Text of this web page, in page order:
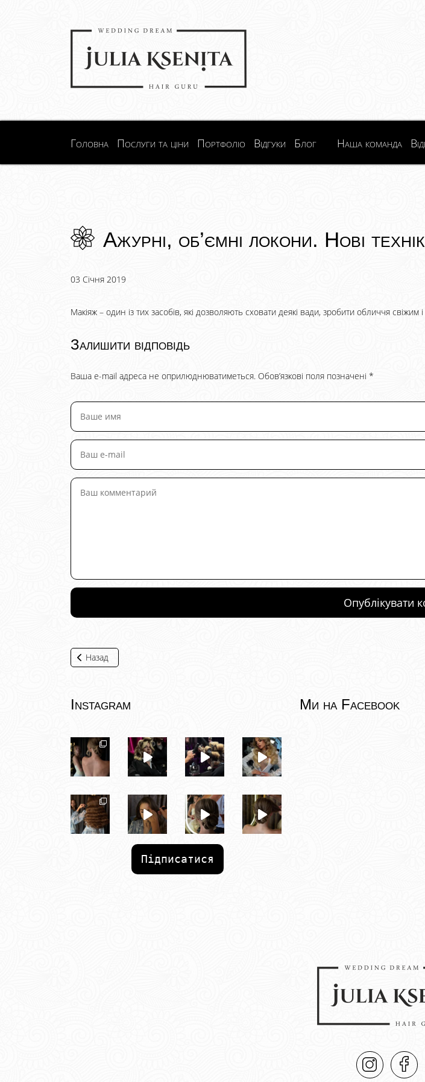
Головна Послуги та ціни Портфоліо Відгуки Блог Наша команда
Ажурні, об’ємні локони. Нові
03 Січня 2019
Макіяж – один із тих засобів, які дозволяють сховати деякі вади, зробити обличчя
Залишити відповідь
Ваша e-mail адреса не оприлюднюватиметься. Обов’язкові поля позначені *
Назад
Instagram
Підписатися
Ми на Facebook